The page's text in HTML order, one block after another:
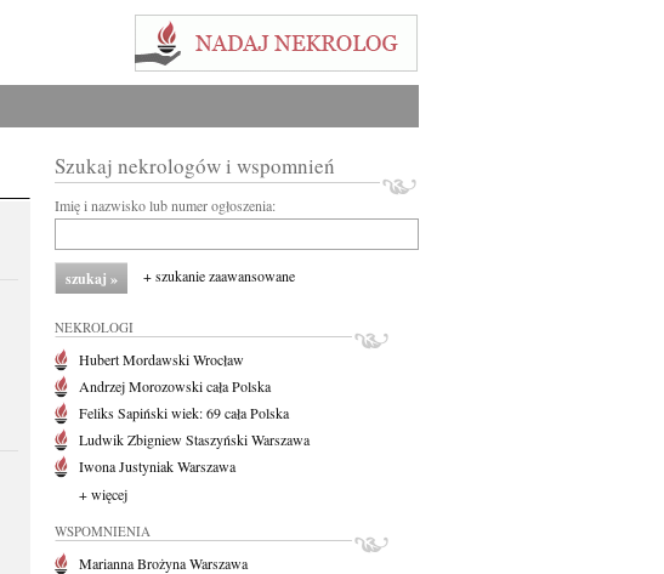
Szukaj nekrologów i wspomnień
Imię i nazwisko lub numer ogłoszenia:
+ szukanie zaawansowane
NEKROLOGI
Hubert MordawskiWrocław
Andrzej Morozowskicała Polska
Feliks Sapińskiwiek: 69cała Polska
Ludwik Zbigniew StaszyńskiWarszawa
Iwona JustyniakWarszawa
+ więcej
WSPOMNIENIA
Marianna BrożynaWarszawa